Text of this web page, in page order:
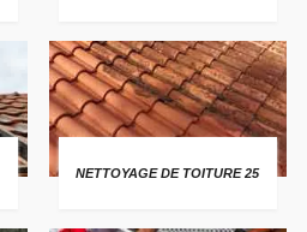
NETTOYAGE DE TOITURE 25